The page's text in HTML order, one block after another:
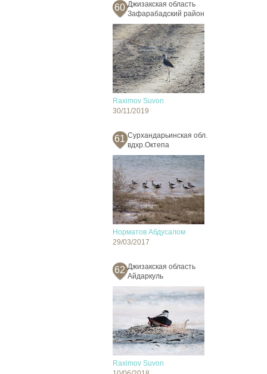
60 Джизакская область
Зафарабадский район
Raximov Suvon
30/11/2019
61 Сурхандарьинская обл.
вдхр.Октепа
Норматов Абдусалом
29/03/2017
62 Джизакская область
Айдаркуль
Raximov Suvon